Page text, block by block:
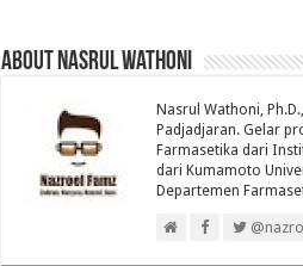
About Nasrul Wathoni
Nasrul Wathoni,
Padjadjaran. Gelar
Farmasetika dari
dari Kumamoto
Departemen